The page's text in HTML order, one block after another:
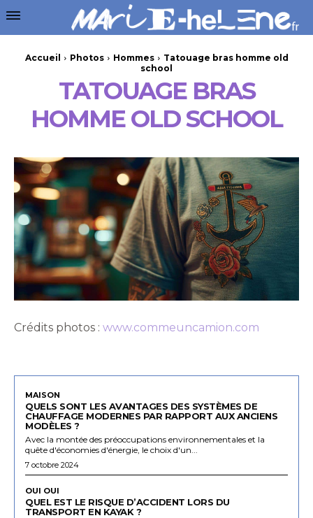
Accueil Photos Hommes
Tatouage bras homme old
school
TATOUAGE BRAS
HOMME OLD SCHOOL
Crédits photos : www.commeuncamion.com
MAISON
QUELS SONT LES AVANTAGES DES SYSTÈMES DE
CHAUFFAGE MODERNES PAR RAPPORT AUX ANCIENS
MODÈLES ?
Avec la montée des préoccupations environnementales et la
quête d'économies d'énergie, le choix d'un...
7 octobre 2024
OUI OUI
QUEL EST LE RISQUE D’ACCIDENT LORS DU
TRANSPORT EN KAYAK ?